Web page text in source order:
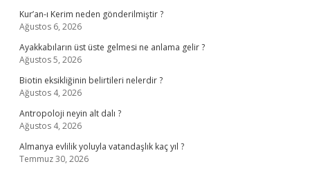
Kur’an-ı Kerim neden gönderilmiştir ?
Ağustos 6, 2026
Ayakkabıların üst üste gelmesi ne anlama gelir ?
Ağustos 5, 2026
Biotin eksikliğinin belirtileri nelerdir ?
Ağustos 4, 2026
Antropoloji neyin alt dalı ?
Ağustos 4, 2026
Almanya evlilik yoluyla vatandaşlık kaç yıl ?
Temmuz 30, 2026